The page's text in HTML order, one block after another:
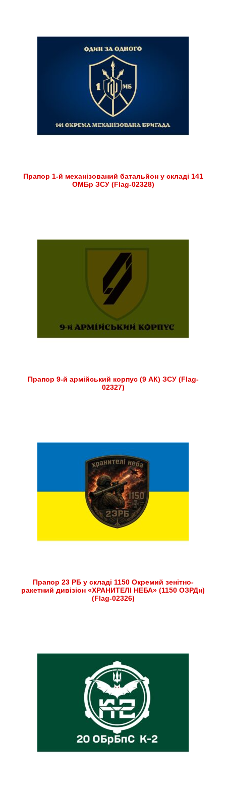
Прапор 1-й механізований батальйон у складі 141
ОМБр ЗСУ (Flag-02328)
Прапор 9-й армійський корпус (9 АК) ЗСУ (Flag-
02327)
Прапор 23 РБ у складі 1150 Окремий зенітно-
ракетний дивізіон «ХРАНИТЕЛІ НЕБА» (1150 ОЗРДн)
(Flag-02326)